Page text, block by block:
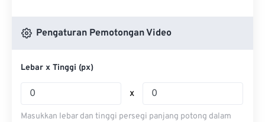
Pengaturan Pemotongan Video
Lebar x Tinggi (px)
x
Masukkan lebar dan tinggi persegi panjang potong dalam